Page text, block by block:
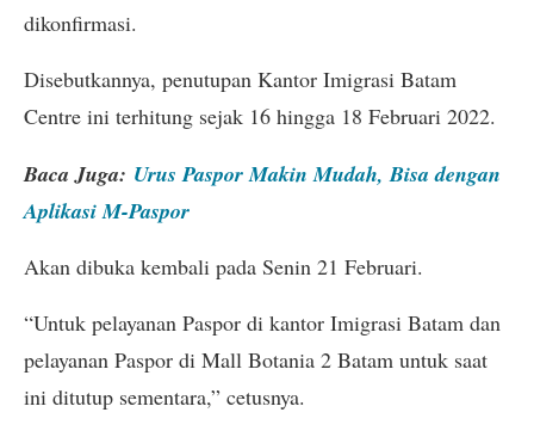
dikonfirmasi.
Disebutkannya, penutupan Kantor Imigrasi Batam
Centre ini terhitung sejak 16 hingga 18 Februari 2022.
Baca Juga: Urus Paspor Makin Mudah, Bisa dengan
Aplikasi M-Paspor
Akan dibuka kembali pada Senin 21 Februari.
“Untuk pelayanan Paspor di kantor Imigrasi Batam dan
pelayanan Paspor di Mall Botania 2 Batam untuk saat
ini ditutup sementara,” cetusnya.